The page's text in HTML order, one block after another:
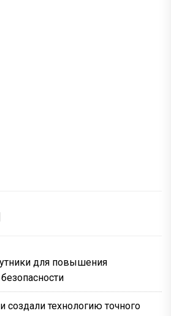
для повышения
создали технологию точного